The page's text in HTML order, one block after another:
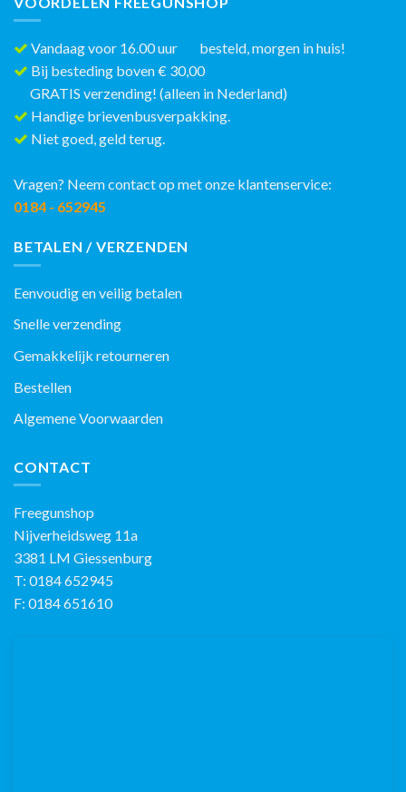
Vandaag voor 16.00 uur besteld, morgen in huis!
Bij besteding boven € 30,00
GRATIS verzending! (alleen in Nederland)
Handige brievenbusverpakking.
Niet goed, geld terug.
Vragen? Neem contact op met onze klantenservice:
0184 - 652945
BETALEN / VERZENDEN
Eenvoudig en veilig betalen
Snelle verzending
Gemakkelijk retourneren
Bestellen
Algemene Voorwaarden
CONTACT
Freegunshop
Nijverheidsweg 11a
3381 LM Giessenburg
T: 0184 652945
F: 0184 651610